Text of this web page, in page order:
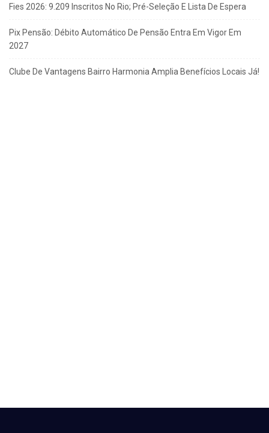
Fies 2026: 9.209 Inscritos No Rio; Pré-Seleção E Lista De Espera
Pix Pensão: Débito Automático De Pensão Entra Em Vigor Em
2027
Clube De Vantagens Bairro Harmonia Amplia Benefícios Locais Já!